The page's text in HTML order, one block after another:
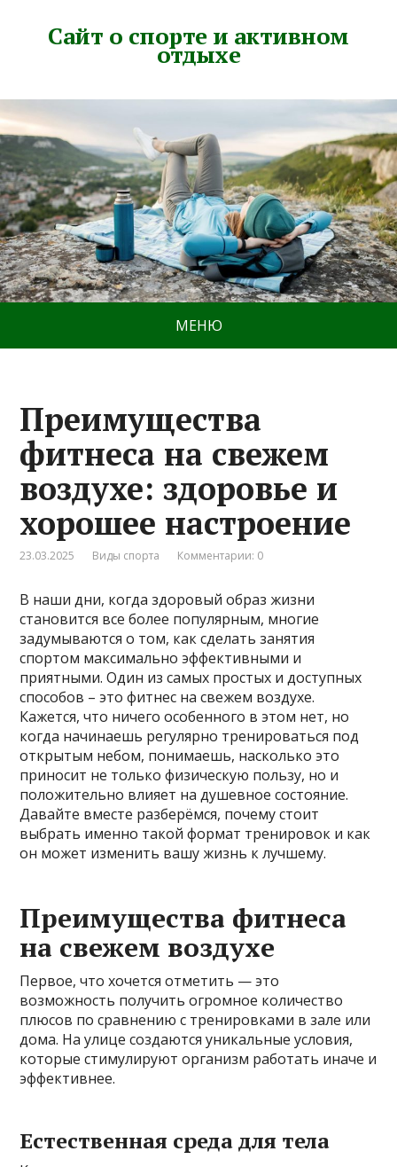
Сайт о спорте и активном
отдыхе
МЕНЮ
Преимущества
фитнеса на свежем
воздухе: здоровье и
хорошее настроение
23.03.2025 Виды спорта Комментарии: 0
В наши дни, когда здоровый образ жизни
становится все более популярным, многие
задумываются о том, как сделать занятия
спортом максимально эффективными и
приятными. Один из самых простых и доступных
способов – это фитнес на свежем воздухе.
Кажется, что ничего особенного в этом нет, но
когда начинаешь регулярно тренироваться под
открытым небом, понимаешь, насколько это
приносит не только физическую пользу, но и
положительно влияет на душевное состояние.
Давайте вместе разберёмся, почему стоит
выбрать именно такой формат тренировок и как
он может изменить вашу жизнь к лучшему.
Преимущества фитнеса
на свежем воздухе
Первое, что хочется отметить — это
возможность получить огромное количество
плюсов по сравнению с тренировками в зале или
дома. На улице создаются уникальные условия,
которые стимулируют организм работать иначе и
эффективнее.
Естественная среда для тела